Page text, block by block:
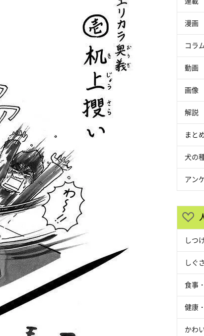
漫画
コラ
動画
画像
解説
まと
犬の
アン
しつ
しぐ
食事
健康
かわ